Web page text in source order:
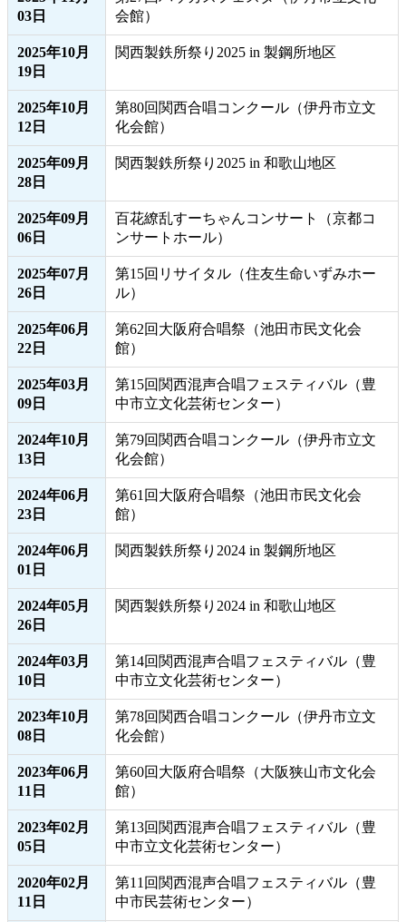
03日
会館）
2025年10月
19日
関西製鉄所祭り2025 in 製鋼所地区
2025年10月
12日
第80回関西合唱コンクール（伊丹市立文
化会館）
2025年09月
28日
関西製鉄所祭り2025 in 和歌山地区
2025年09月
06日
百花繚乱すーちゃんコンサート（京都コ
ンサートホール）
2025年07月
26日
第15回リサイタル（住友生命いずみホー
ル）
2025年06月
22日
第62回大阪府合唱祭（池田市民文化会
館）
2025年03月
09日
第15回関西混声合唱フェスティバル（豊
中市立文化芸術センター）
2024年10月
13日
第79回関西合唱コンクール（伊丹市立文
化会館）
2024年06月
23日
第61回大阪府合唱祭（池田市民文化会
館）
2024年06月
01日
関西製鉄所祭り2024 in 製鋼所地区
2024年05月
26日
関西製鉄所祭り2024 in 和歌山地区
2024年03月
10日
第14回関西混声合唱フェスティバル（豊
中市立文化芸術センター）
2023年10月
08日
第78回関西合唱コンクール（伊丹市立文
化会館）
2023年06月
11日
第60回大阪府合唱祭（大阪狭山市文化会
館）
2023年02月
05日
第13回関西混声合唱フェスティバル（豊
中市立文化芸術センター）
2020年02月
11日
第11回関西混声合唱フェスティバル（豊
中市民芸術センター）